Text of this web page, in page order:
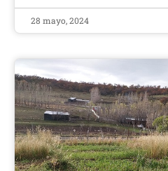
28 mayo, 2024